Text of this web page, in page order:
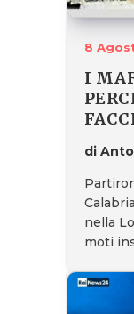
8
I
di
nella
moti